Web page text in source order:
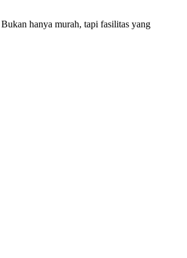
hanya murah, tapi fasilitas yang